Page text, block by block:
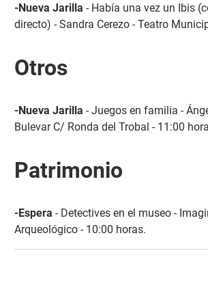
-Nueva Jarilla - Había una vez un Ibis
directo) - Sandra Cerezo - Teatro
Otros
-Nueva Jarilla - Juegos en familia -
Bulevar C/ Ronda del Trobal - 11:00
Patrimonio
-Espera - Detectives en el museo -
Arqueológico - 10:00 horas.